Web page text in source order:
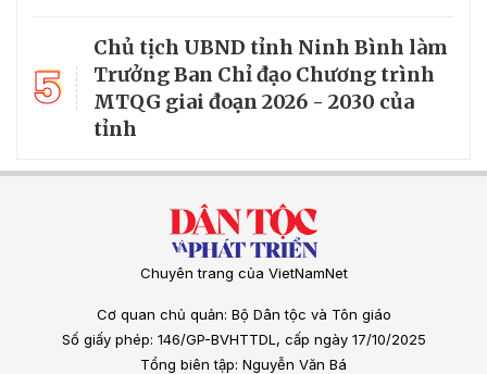
5
Chủ tịch UBND tỉnh Ninh Bình làm
Trưởng Ban Chỉ đạo Chương trình
MTQG giai đoạn 2026 - 2030 của
tỉnh
Chuyên trang của VietNamNet
Cơ quan chủ quản: Bộ Dân tộc và Tôn giáo
Số giấy phép: 146/GP-BVHTTDL, cấp ngày 17/10/2025
Tổng biên tập: Nguyễn Văn Bá